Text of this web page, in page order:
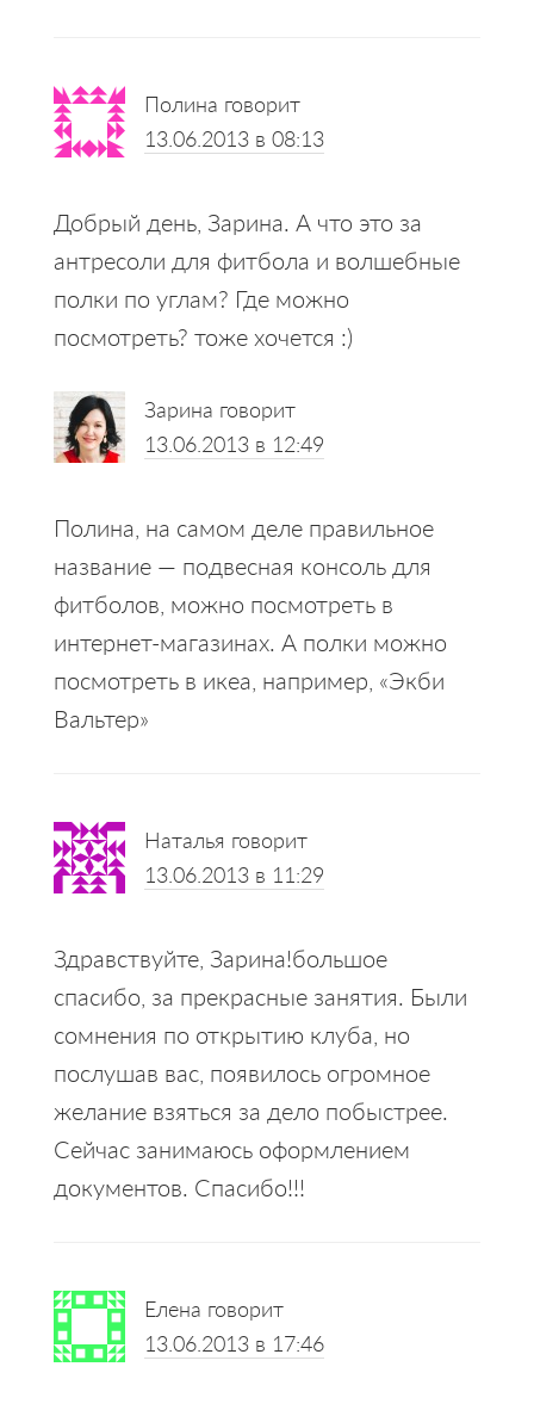
Полина говорит
13.06.2013 в 08:13
Добрый день, Зарина. А что это за
антресоли для фитбола и волшебные
полки по углам? Где можно
посмотреть? тоже хочется :)
Зарина говорит
13.06.2013 в 12:49
Полина, на самом деле правильное
название — подвесная консоль для
фитболов, можно посмотреть в
интернет-магазинах. А полки можно
посмотреть в икеа, например, «Экби
Вальтер»
Наталья говорит
13.06.2013 в 11:29
Здравствуйте, Зарина!большое
спасибо, за прекрасные занятия. Были
сомнения по открытию клуба, но
послушав вас, появилось огромное
желание взяться за дело побыстрее.
Сейчас занимаюсь оформлением
документов. Спасибо!!!
Елена говорит
13.06.2013 в 17:46